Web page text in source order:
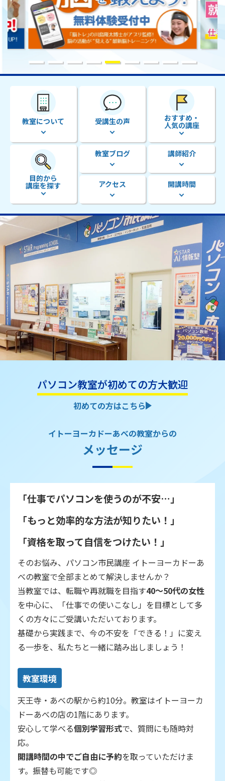
教室について 受講生の声 おすすめ・
人気の講座
目的から
講座を探す
教室ブログ 講師紹介
アクセス 開講時間
イトーヨーカドーあべの教室からの
メッセージ
「仕事でパソコンを使うのが不安…」
「もっと効率的な方法が知りたい！」
「資格を取って自信をつけたい！」
そのお悩み、パソコン市民講座 イトーヨーカドーあ
べの教室で全部まとめて解決しませんか？
当教室では、転職や再就職を目指す40〜50代の女性
を中心に、「仕事での使いこなし」を目標として多
くの方々にご受講いただいております。
基礎から実践まで、今の不安を「できる！」に変え
る一歩を、私たちと一緒に踏み出しましょう！
教室環境
天王寺・あべの駅から約10分。教室はイトーヨーカ
ドーあべの店の1階にあります。
安心して学べる個別学習形式で、質問にも随時対
応。
開講時間の中でご自由に予約を取っていただけま
す。振替も可能です◎
パソコン教室が初めての方大歓迎
初めての方はこちら